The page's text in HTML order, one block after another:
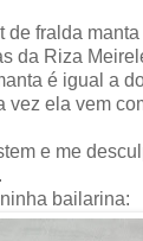
de fralda
da Riza
é igual a
vez ela vem
e me
bailarina: